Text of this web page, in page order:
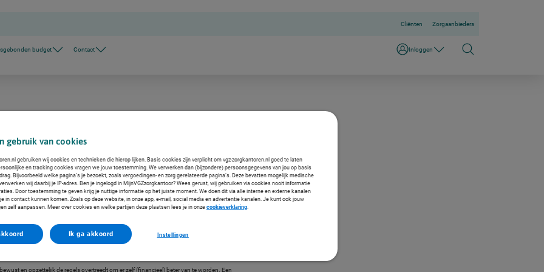
Cliënten Zorgaanbieders
budget Contact Inloggen
heeft in het zorgsysteem, uw
geld beschikbaar voor mensen die
betalen we kwalitatief goede, werkelijk
schaden. Daarom werken we actief
en aanpakken van fraude.
en opzettelijk de regels overtreedt om er zelf (financieel) beter van te worden. Een
gebruik van cookies
gebruiken wij cookies en technieken die hierop lijken. Basis cookies zijn verplicht om vgz-zorgkantoren.nl goed te laten
en tracking cookies vragen we jouw toestemming. We verwerken dan (bijzondere) persoonsgegevens van jou op basis
Bijvoorbeeld welke pagina’s je bezoekt, zoals vergoedingen- en zorg gerelateerde pagina’s. Deze bevatten mogelijk medische
wij daarbij je IP-adres. Ben je ingelogd in MijnVGZzorgkantoor? Wees gerust, wij gebruiken via cookies nooit informatie
Door toestemming te geven krijg je nuttige informatie op het juiste moment. We doen dit via alle interne en externe kanalen
in contact kunnen komen. Zoals op deze website, in onze app, e-mail, social media en advertentie kanalen. Je kunt ook jouw
zelf aanpassen. Meer over cookies en welke partijen deze plaatsen lees je in onzecookieverklaring
Instellingen
Ik ga akkoord